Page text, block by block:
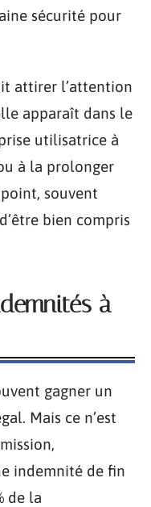
sécurité pour
attirer l’attention
apparaît dans le
utilisatrice à
à la prolonger
souvent
bien compris
à
gagner un
Mais ce n’est
indemnité de fin
de la